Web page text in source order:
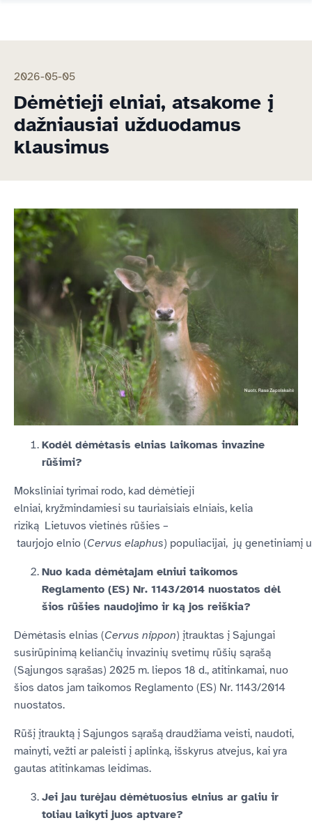
2026-05-05
Dėmėtieji elniai, atsakome į
dažniausiai užduodamus
klausimus
Kodėl dėmėtasis elnias laikomas invazine
rūšimi?
Moksliniai tyrimai rodo, kad dėmėtieji
elniai, kryžmindamiesi su tauriaisiais elniais, kelia
riziką Lietuvos vietinės rūšies –
taurjojo elnio (Cervus elaphus) populiacijai, jų genetiniamį
Nuo kada dėmėtajam elniui taikomos
Reglamento (ES) Nr. 1143/2014 nuostatos dėl
šios rūšies naudojimo ir ką jos reiškia?
Dėmėtasis elnias (Cervus nippon) įtrauktas į Sąjungai
susirūpinimą keliančių invazinių svetimų rūšių sąrašą
(Sąjungos sąrašas) 2025 m. liepos 18 d., atitinkamai, nuo
šios datos jam taikomos Reglamento (ES) Nr. 1143/2014
nuostatos.
Rūšį įtrauktą į Sąjungos sąrašą draudžiama veisti, naudoti,
mainyti, vežti ar paleisti į aplinką, išskyrus atvejus, kai yra
gautas atitinkamas leidimas.
Jei jau turėjau dėmėtuosius elnius ar galiu ir
toliau laikyti juos aptvare?